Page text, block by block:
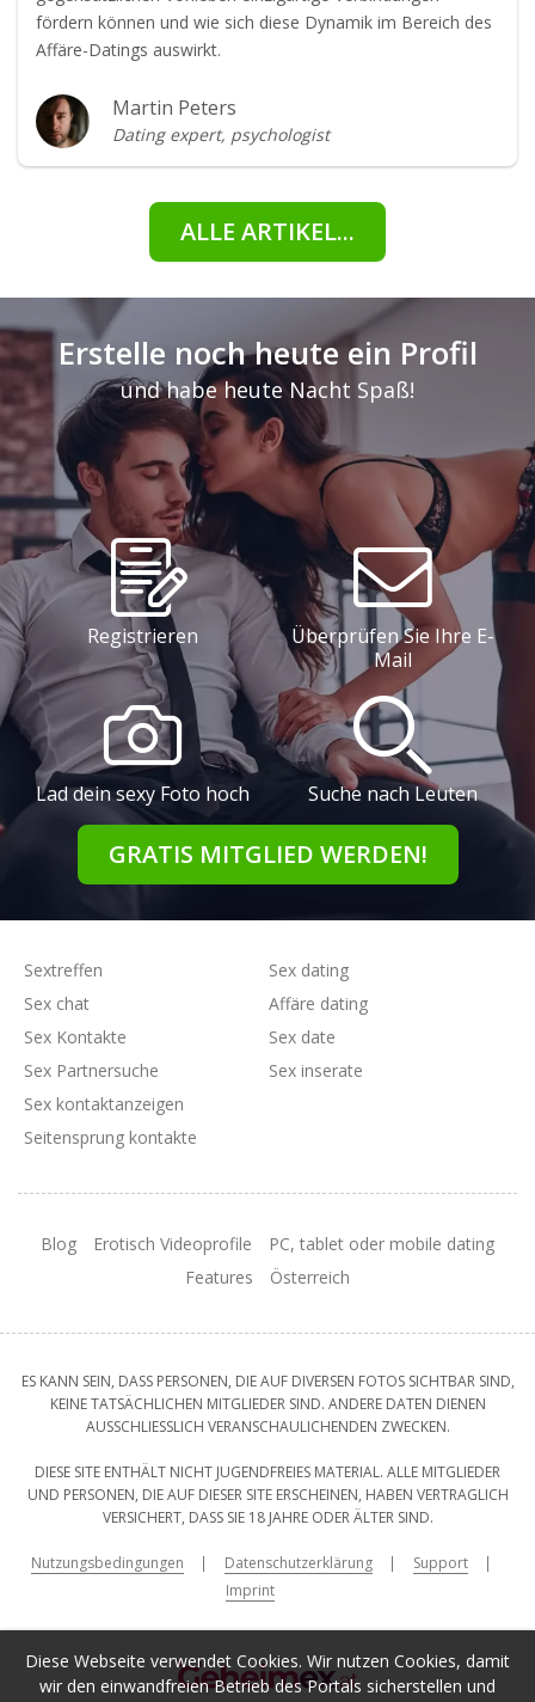
fördern können und wie sich diese Dynamik im Bereich des
Affäre-Datings auswirkt.
Martin Peters
Dating expert, psychologist
ALLE ARTIKEL...
Erstelle noch heute ein Profil
und habe heute Nacht Spaß!
Registrieren
Überprüfen Sie Ihre E-
Mail
Lad dein sexy Foto hoch Suche nach Leuten
GRATIS MITGLIED WERDEN!
Diese Webseite verwendet Cookies. Wir nutzen Cookies, damit
wir den einwandfreien Betrieb des Portals sicherstellen und
Sextreffen
Sex chat
Sex Kontakte
Sex dating
Affäre dating
Sex date
Sex Partnersuche
Sex kontaktanzeigen
Seitensprung kontakte
Sex inserate
Blog Erotisch Videoprofile
PC, tablet oder mobile dating
Features
Österreich
ES KANN SEIN, DASS PERSONEN, DIE AUF DIVERSEN FOTOS SICHTBAR SIND,
KEINE TATSÄCHLICHEN MITGLIEDER SIND. ANDERE DATEN DIENEN
AUSSCHLIESSLICH VERANSCHAULICHENDEN ZWECKEN.
DIESE SITE ENTHÄLT NICHT JUGENDFREIES MATERIAL. ALLE MITGLIEDER
UND PERSONEN, DIE AUF DIESER SITE ERSCHEINEN, HABEN VERTRAGLICH
VERSICHERT, DASS SIE 18 JAHRE ODER ÄLTER SIND.
Nutzungsbedingungen Datenschutzerklärung
Support
Imprint